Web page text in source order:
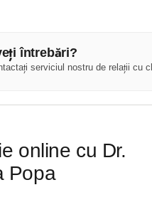
întrebări?
serviciul nostru de relații cu
online cu Dr.
Popa